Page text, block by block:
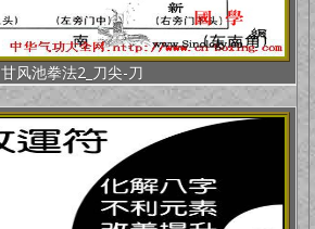
甘风池拳法2_刀尖-刀